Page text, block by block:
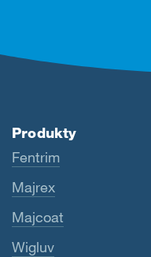
Produkty
Fentrim
Majrex
Majcoat
Wigluv